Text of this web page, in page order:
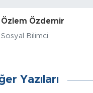
Özlem Özdemir
Sosyal Bilimci
Yazıları